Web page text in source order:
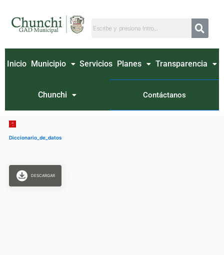
contenido
Inicio Municipio Servicios Planes Transparencia
Chunchi Contáctanos
Diccionario_de_datos
DESCARGAR